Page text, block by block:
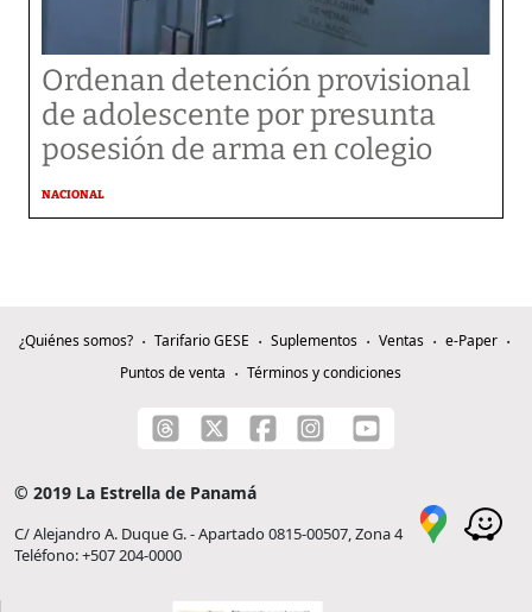
Ordenan detención provisional
de adolescente por presunta
posesión de arma en colegio
NACIONAL
¿Quiénes somos? Tarifario GESE Suplementos Ventas
e-Paper
Puntos de venta
Términos y condiciones
© 2019 La Estrella de Panamá
C/ Alejandro A. Duque G. - Apartado 0815-00507, Zona 4
Teléfono: +507 204-0000